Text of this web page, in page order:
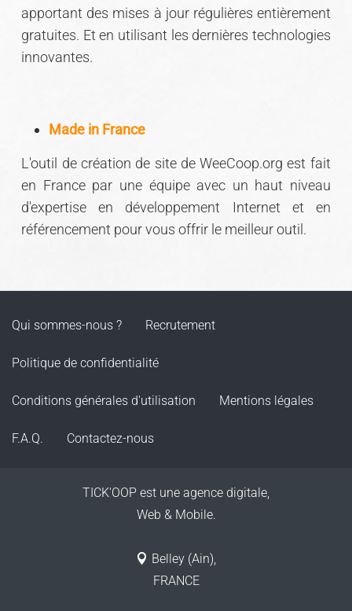
apportant des mises à jour régulières entièrement
gratuites. Et en utilisant les dernières technologies
innovantes.
Made in France
L'outil de création de site de WeeCoop.org est fait
en France par une équipe avec un haut niveau
d'expertise en développement Internet et en
référencement pour vous offrir le meilleur outil.
Qui sommes-nous ? Recrutement
Politique de confidentialité
Conditions générales d'utilisation Mentions légales
F.A.Q. Contactez-nous
TICK'OOP est une agence digitale,
Web & Mobile.
Belley (Ain),
FRANCE